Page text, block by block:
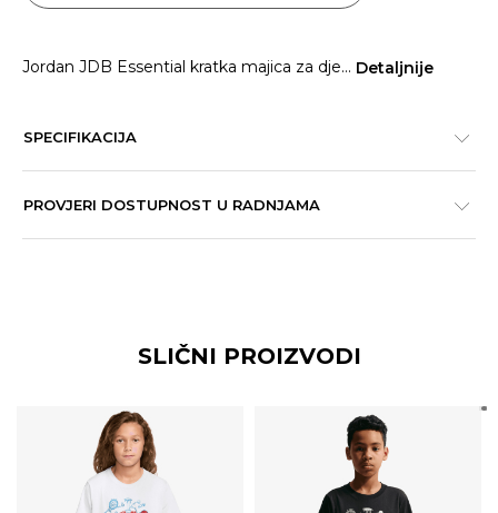
Jordan JDB Essential kratka majica za dje... Detaljnije
SPECIFIKACIJA
PROVJERI DOSTUPNOST U RADNJAMA
SLIČNI PROIZVODI